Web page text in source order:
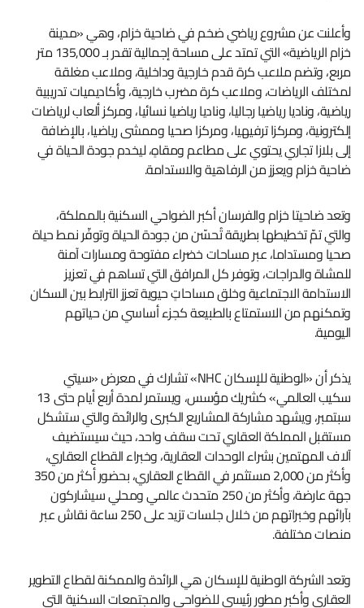
وأعلنت عن مشروع رياضي ضخم في ضاحية خزام، وهي «مدينة
خزام الرياضية» التي تمتد على مساحة إجمالية تقدر بـ 135,000 متر
مربع، وتضم ملاعب كرة قدم خارجية وداخلية، وملاعب مغلقة
لمختلف الرياضات، وملاعب كرة مضرب خارجية، وأكاديميات تدريبية
رياضية، وناديا رياضيا رجاليا، وناديا رياضيا نسائيا، ومركز ألعاب لرياضات
إلكترونية، ومركزا ترفيهيا، ومركزا صحيا وممشى رياضيا، بالإضافة
إلى بلازا تجاري يحتوي على مطاعم ومقاهٍ، ليخدم جودة الحياة في
ضاحية خزام ويعزز من الرفاهية والاستدامة.
وتعد ضاحيتا خزام والفرسان أكبر الضواحي السكنية بالمملكة،
والتي تمّ تخطيطها بطريقة تُحسّن من جودة الحياة وتوفّر نمط حياة
صحيا ومستداما، عبر مساحات خضراء مفتوحة ومسارات آمنة
للمشاة والدراجات، وتوفر كل المرافق التي تساهم في تعزيز
الاستدامة الاجتماعية وخلق مساحاتٍ حيوية تعزز الترابط بين السكان
وتمكنهم من الاستمتاع بالطبيعة كجزء أساسي من حياتهم
اليومية.
يذكر أن «الوطنية للإسكان NHC» تشارك في معرض «سيتي
سكيب العالمي» كشريك مؤسس، ويستمر لمدة أربع أيام حتى 13
سبتمبر، ويشهد مشاركة المشاريع الكبرى والرائدة والتي ستشكل
مستقبل المملكة العقاري تحت سقف واحد، حيث سيستضيف
آلاف المهتمين بشراء الوحدات العقارية، وخبراء القطاع العقاري،
وأكثر من 2,000 مستثمر في القطاع العقاري، بحضور أكثر من 350
جهة عارضة، وأكثر من 250 متحدث عالمي ومحلي سيشاركون
بآرائهم وخبراتهم من خلال جلسات تزيد على 250 ساعة نقاش عبر
منصات مختلفة.
وتعد الشركة الوطنية للإسكان هي الرائدة والممكنة لقطاع التطوير
العقاري وأكبر مطور رئيسي للضواحي والمجتمعات السكنية التي